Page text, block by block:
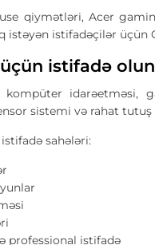
qiymətləri, Acer
istəyən istifadəçilər üçün
istifadə
idarəetməsi,
sistemi və rahat
sahələri:
professional istifadə